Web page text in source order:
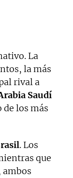
La
la más
rival a
Saudí
de los más
. Los
que
ambos